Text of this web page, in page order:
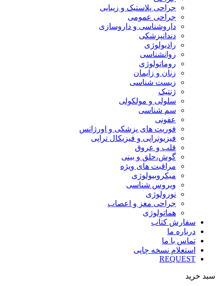
جراحی پلاستیک و زیبایی
جراحی عمومی
داروشناسی و داروسازی
دندانپزشکی
رادیولوژی
روانشناسی
روماتولوژی
زنان و زایمان
زیست شناسی
ژنتیک
سلولی و مولکولی
سم شناسی
عفونی
فوریت های پزشکی و اورژانس
فیزیوتراپی و فیزیکال تراپی
قلب و عروق
گوش،حلق و بینی
مراقبت های ویژه
میکروبیولوژی
ویروس شناسی
نورولوژی
جراحی مغز و اعصاب
هماتولوژی
سفارش کتاب
درباره ما
تماس با ما
استعلام نسخه چاپی
REQUEST
سبد خرید